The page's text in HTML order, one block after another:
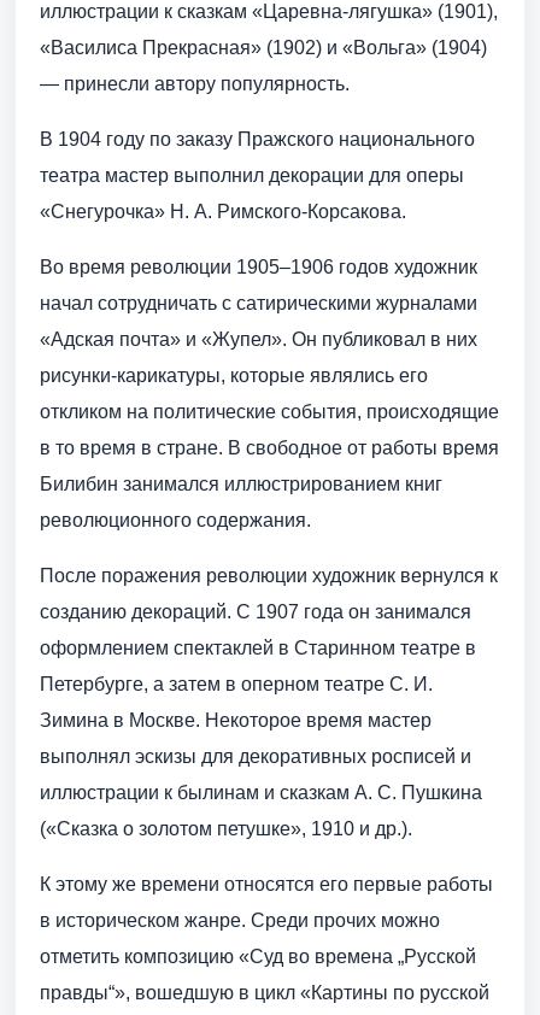
иллюстрации к сказкам «Царевна-лягушка» (1901),
«Василиса Прекрасная» (1902) и «Вольга» (1904)
— принесли автору популярность.
В 1904 году по заказу Пражского национального
театра мастер выполнил декорации для оперы
«Снегурочка» Н. А. Римского-Корсакова.
Во время революции 1905–1906 годов художник
начал сотрудничать с сатирическими журналами
«Адская почта» и «Жупел». Он публиковал в них
рисунки-карикатуры, которые являлись его
откликом на политические события, происходящие
в то время в стране. В свободное от работы время
Билибин занимался иллюстрированием книг
революционного содержания.
После поражения революции художник вернулся к
созданию декораций. С 1907 года он занимался
оформлением спектаклей в Старинном театре в
Петербурге, а затем в оперном театре С. И.
Зимина в Москве. Некоторое время мастер
выполнял эскизы для декоративных росписей и
иллюстрации к былинам и сказкам А. С. Пушкина
(«Сказка о золотом петушке», 1910 и др.).
К этому же времени относятся его первые работы
в историческом жанре. Среди прочих можно
отметить композицию «Суд во времена „Русской
правды“», вошедшую в цикл «Картины по русской